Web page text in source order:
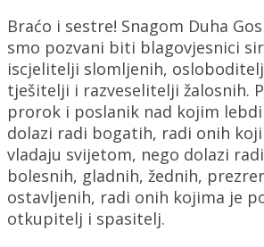
Braćo i sestre! Snagom Duha
smo pozvani biti blagovjesnici
iscjelitelji slomljenih,
tješitelji i razveselitelji žalosnih.
prorok i poslanik nad kojim lebdi
dolazi radi bogatih, radi onih
vladaju svijetom, nego dolazi
bolesnih, gladnih, žednih,
ostavljenih, radi onih kojima je
otkupitelj i spasitelj.